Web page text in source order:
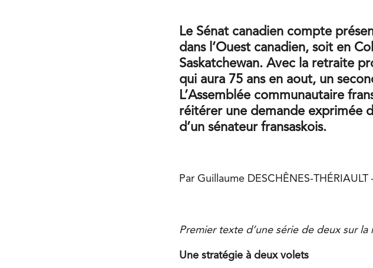
Le Sénat canadien compte
dans l’Ouest canadien, soit en
Saskatchewan. Avec la retraite
qui aura 75 ans en aout, un
L’Assemblée communautaire
réitérer une demande exprimée
d’un sénateur fransaskois.
Par Guillaume DESCHÊNES-
Premier texte d’une série de deux sur
Une stratégie à deux volets